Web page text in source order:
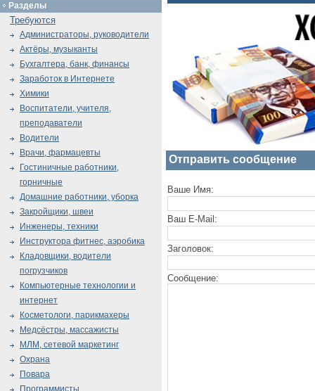
Отправить сообщение
Ваше Имя:
Ваш E-Mail:
Заголовок:
Сообщение:
Разделы
Требуются
Администраторы, руководители
Актёры, музыканты
Бухгалтера, банк, финансы
Заработок в Интернете
Химики
Воспитатели, учителя,
преподаватели
Водители
Врачи, фармацевты
Гостиничные работники,
горничные
Домашние работники, уборка
Закройщики, швеи
Инженеры, техники
Инструктора фитнес, аэробика
Кладовщики, водители
погрузчиков
Компьютерные технологии и
интернет
Косметологи, парикмахеры
Медсёстры, массажисты
МЛМ, сетевой маркетинг
Охрана
Повара
Программисты